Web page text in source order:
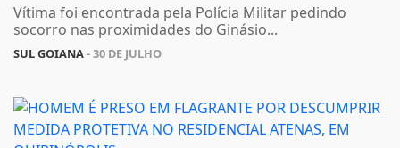
Vítima foi encontrada pela Polícia Militar pedindo
socorro nas proximidades do Ginásio...
SUL GOIANA- 30 DE JULHO